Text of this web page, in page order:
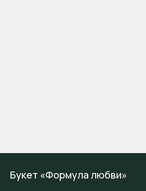
Букет «Формула любви»